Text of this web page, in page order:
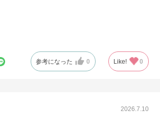
61-294-5-11
(11). 30×54[40]×横マチ14cm 西45号
参考になった 0 Like! 0
2026.7.10